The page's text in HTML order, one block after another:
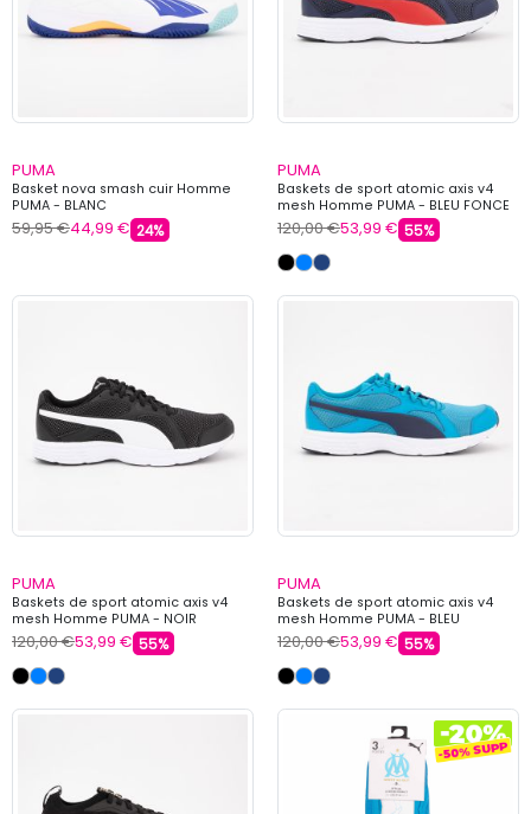
PUMA
Basket nova smash cuir Homme
PUMA - BLANC
59,95 €44,99 € 24%
PUMA
Baskets de sport atomic axis v4
mesh Homme PUMA - BLEU FONCE
120,00 €53,99 € 55%
PUMA
Baskets de sport atomic axis v4
mesh Homme PUMA - NOIR
120,00 €53,99 € 55%
PUMA
Baskets de sport atomic axis v4
mesh Homme PUMA - BLEU
120,00 €53,99 € 55%